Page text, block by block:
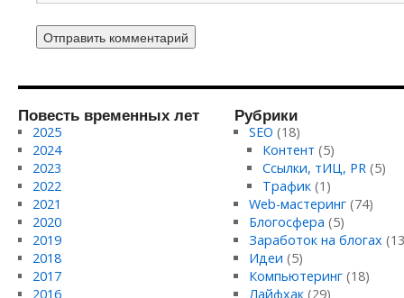
Повесть временных лет
2025
2024
2023
2022
2021
2020
2019
2018
2017
2016
Рубрики
SEO (18)
Контент (5)
Ссылки, тИЦ, PR (5)
Трафик (1)
Web-мастеринг(74)
Блогосфера (5)
Заработок на блогах
Идеи (5)
Компьютеринг(18)
Лайфхак(29)